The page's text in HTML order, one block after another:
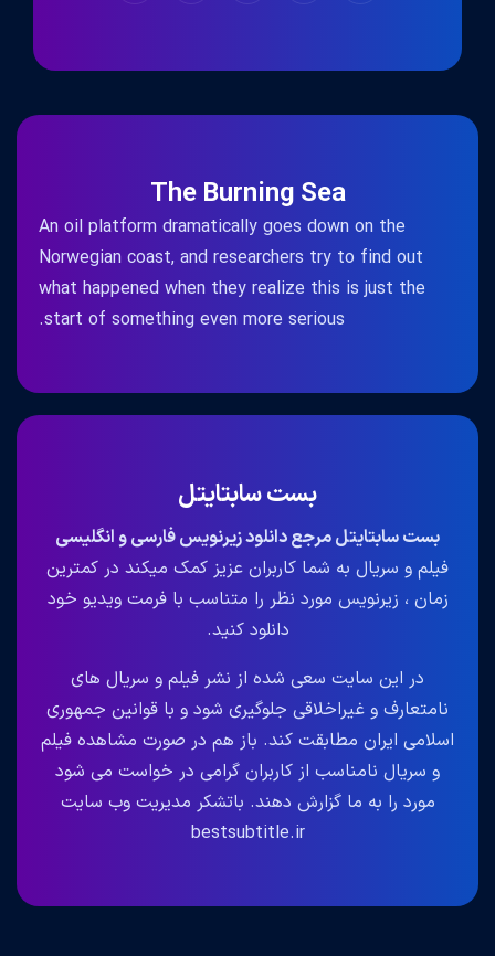
The Burning Sea
An oil platform dramatically goes down on the
Norwegian coast, and researchers try to find out
what happened when they realize this is just the
start of something even more serious.
بست سابتایتل
بست سابتایتل مرجع دانلود زیرنویس فارسی و انگلیسی
فیلم و سریال به شما کاربران عزیز کمک میکند در کمترین
زمان ، زیرنویس مورد نظر را متناسب با فرمت ویدیو خود
دانلود کنید.
در این سایت سعی شده از نشر فیلم و سریال های
نامتعارف و غیراخلاقی جلوگیری شود و با قوانین جمهوری
اسلامی ایران مطابقت کند. باز هم در صورت مشاهده فیلم
و سریال نامناسب از کاربران گرامی در خواست می شود
مورد را به ما گزارش دهند. باتشکر مدیریت وب سایت
bestsubtitle.ir